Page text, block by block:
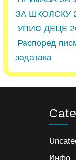
ЗА ШКОЛСКУ
УПИС ДЕЦЕ
Распоред
задатака
Инфо